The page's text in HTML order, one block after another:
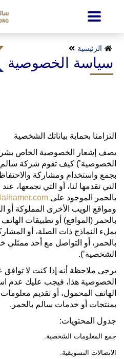
الرئيسية
سياسة الخصوصية
التزامنا بحماية بياناتك الشخصية
يصف إشعار الخصوصية الخاص
الخصوصية’) كيف تقوم شركة سالم
بجمع واستخدام ومشاركة
التي تقدمها لنا، أو التي نجمعها،
بالحمر الموجود على
ومواقع الويب الأخرى المملوكة
بالحمر (المواقع) أو تطبيقات
بملء النماذج ذات الصلة، أو
بالحمر، أو التواصل مع أحد ممثلي
الشخصية’).
يرجى ملاحظة أنه إذا كنت لا
الخصوصية هذا، فيجب عليك عدم
الهاتف المحمول، أو تقديم
بمنتجات أو خدمات سالم بالحمر.
جدول المحتويات:
جمع المعلومات الشخصية.
الاتصالات التسويقية.